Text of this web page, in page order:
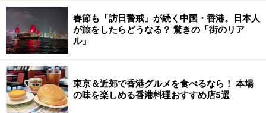
いよ、このプールの世界有数の凄さが発揮される夜が始
まります。是非、ゴーグルを持参してください。何故ゴ
ーグルが必要なのかというのは次のページでわかりま
す。これは本当に普通では絶対出来ない体験です！
※記事内容は執筆時点のものです。最新の内容をご確認くださ
い。
※海外を訪れる際には最新情報の入手に努め、「
春節も「訪日警戒」が続く中国・香港。日本人
が旅をしたらどうなる？ 驚きの「街のリア
ル」
東京＆近郊で香港グルメを食べるなら！ 本場
の味を楽しめる香港料理おすすめ店5選